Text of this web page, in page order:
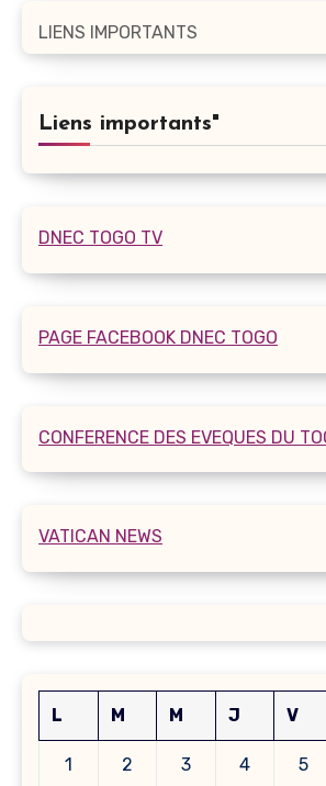
LIENS IMPORTANTS
Liens importants"
DNEC TOGO TV
PAGE FACEBOOK DNEC TOGO
CONFERENCE DES EVEQUES DU
VATICAN NEWS
L M M J V
1 2 3 4 5